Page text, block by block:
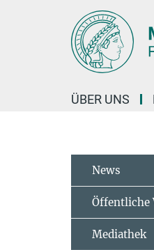
ÜBER UNS
News
Öffentliche
Mediathek